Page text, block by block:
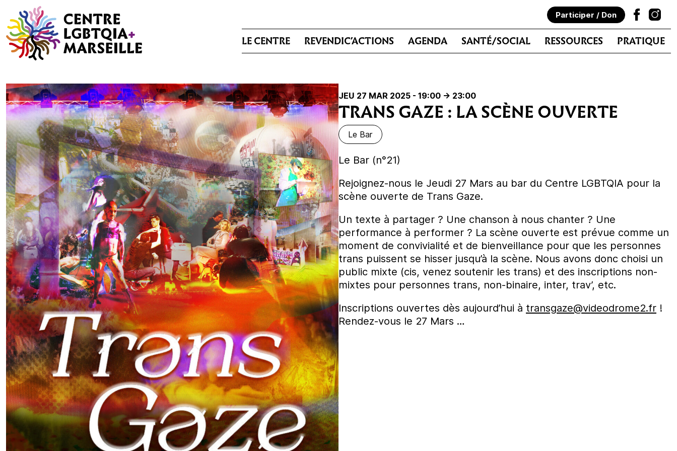
LE CENTRE REVENDIC’ACTIONS AGENDA SANTÉ/SOCIAL RESSOURCES PRATIQUE
Participer / Don
JEU 27 MAR 2025 - 19:00 -> 23:00
TRANS GAZE : LA SCÈNE OUVERTE
Le Bar
Le Bar (n°21)
Rejoignez-nous le Jeudi 27 Mars au bar du Centre LGBTQIA pour la
scène ouverte de Trans Gaze.
Un texte à partager ? Une chanson à nous chanter ? Une
performance à performer ? La scène ouverte est prévue comme un
moment de convivialité et de bienveillance pour que les personnes
trans puissent se hisser jusqu’à la scène. Nous avons donc choisi un
public mixte (cis, venez soutenir les trans) et des inscriptions non-
mixtes pour personnes trans, non-binaire, inter, trav’, etc.
Inscriptions ouvertes dès aujourd’hui à transgaze@videodrome2.fr !
Rendez-vous le 27 Mars …